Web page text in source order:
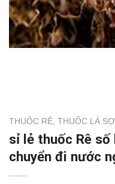
THUÔC RÊ, THUỐC LÁ SỢI
sỉ lẻ thuốc Rê số
chuyển đi nước